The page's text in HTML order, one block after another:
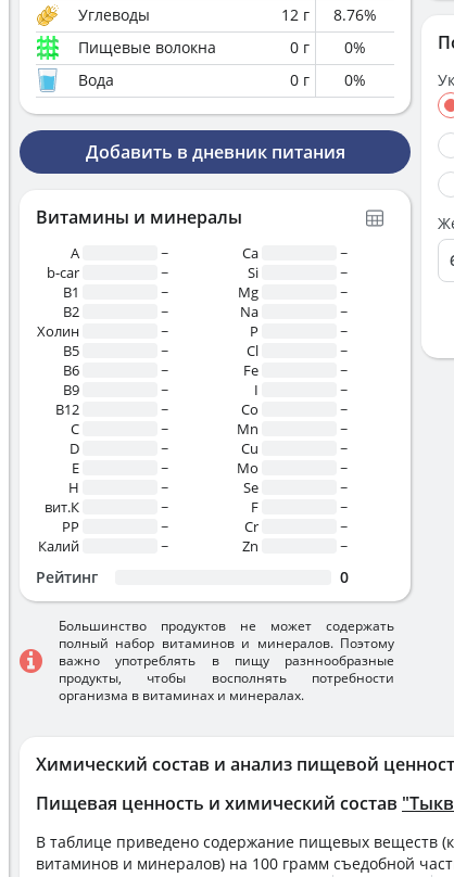
Химический состав и анализ пищевой
Пищевая ценность и химический состав
В таблице приведено содержание пищевых веществ
витаминов и минералов) на 100 грамм съедобной
Углеводы
12 г 8.76%
Пищевые волокна
0 г 0%
Вода
0 г 0%
Добавить в дневник питания
Витамины и минералы
A
~
b-car
~
В1
~
B2
~
Холин
~
B5
~
B6
~
B9
~
B12
~
C
~
D
~
E
~
H
~
вит.К
~
PP
~
Калий
~
Ca
~
Si
~
Mg
~
Na
~
P
~
Cl
~
Fe
~
I
~
Co
~
Mn
~
Cu
~
Mo
~
Se
~
F
~
Cr
~
Zn
~
Рейтинг 0
Большинство продуктов не может содержать
полный набор витаминов и минералов. Поэтому
важно употреблять в пищу разннообразные
продукты, чтобы восполнять потребности
организма в витаминах и минералах.